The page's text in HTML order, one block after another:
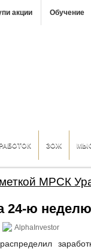
акции Обучение
ЗОЖ
МРСК
24-ю неделю
AlphaInvestor